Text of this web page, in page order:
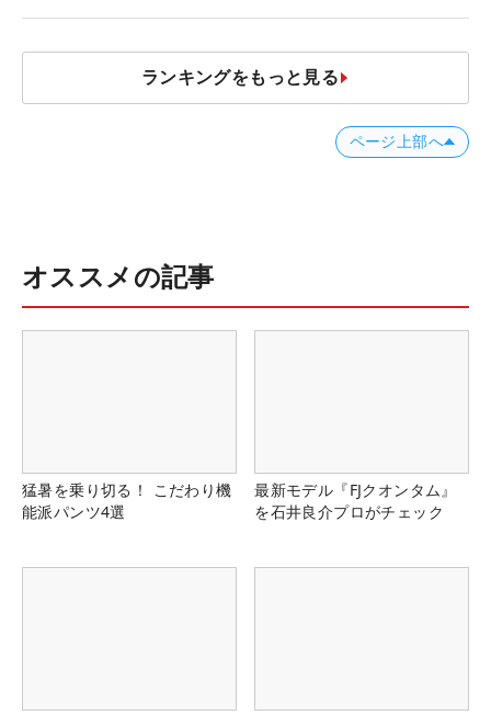
ランキングをもっと見る
ページ上部へ
オススメの記事
猛暑を乗り切る！ こだわり機
能派パンツ4選
最新モデル『FJクオンタム』
を石井良介プロがチェック